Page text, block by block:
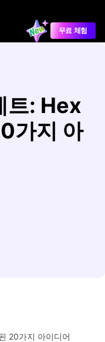
무료 체험
트: Hex
가지 아
20가지 아이디어